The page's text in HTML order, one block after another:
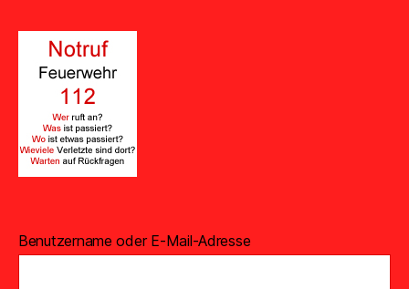
Benutzername oder E-Mail-Adresse